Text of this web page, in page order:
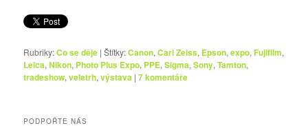
Rubriky:Co se děje |Štítky:Canon,Carl Zeiss, Epson,expo,Fujifilm,
Leica,Nikon, Photo Plus Expo, PPE,Sigma,Sony,Tamton,
tradeshow,veletrh,výstava |7komentáře
PODPOŘTE NÁS